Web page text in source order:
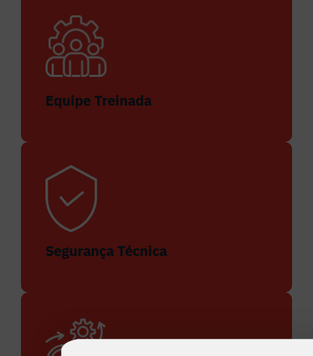
Equipe Treinada
Segurança Técnica